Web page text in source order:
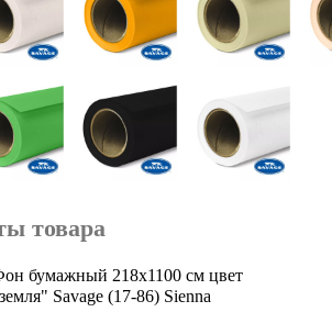
товара
бумажный 218x1100 см цвет
Savage (17-86) Sienna